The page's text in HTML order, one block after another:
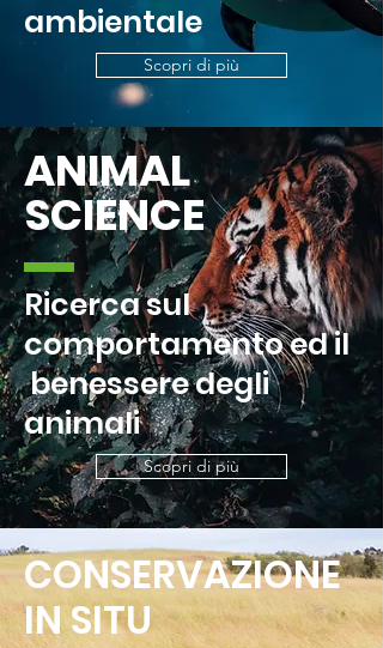
ambientale
Scopri di più
ANIMAL
SCIENCE
Ricerca sul
comportamento ed il
benessere degli
animali
Scopri di più
CONSERVAZIONE
IN SITU